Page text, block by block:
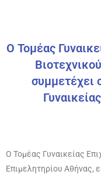
Ο Τομέας
συμμετέχει
Ο Τομέας Γυναικείας
Επιμελητηρίου